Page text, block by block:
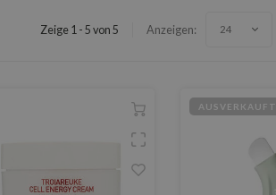
Zeige 1 - 5 von 5 Anzeigen: 24
AUSVERKAUFT